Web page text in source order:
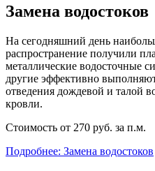
Замена водостоков
На сегодняшний день
распространение получили
металлические водосточные
другие эффективно
отведения дождевой и талой
кровли.
Стоимость от 270 руб. за п.м.
Подробнее: Замена водостоков